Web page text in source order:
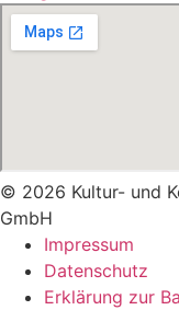
© 2026 Kultur- und
GmbH
Impressum
Datenschutz
Erklärung zur